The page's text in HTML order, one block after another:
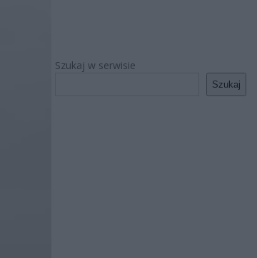
Szukaj w serwisie
Szukaj